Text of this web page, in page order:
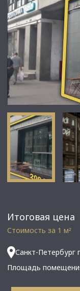
Итоговая цена
Стоимость за 1 м²
Санкт-Петербург
Площадь